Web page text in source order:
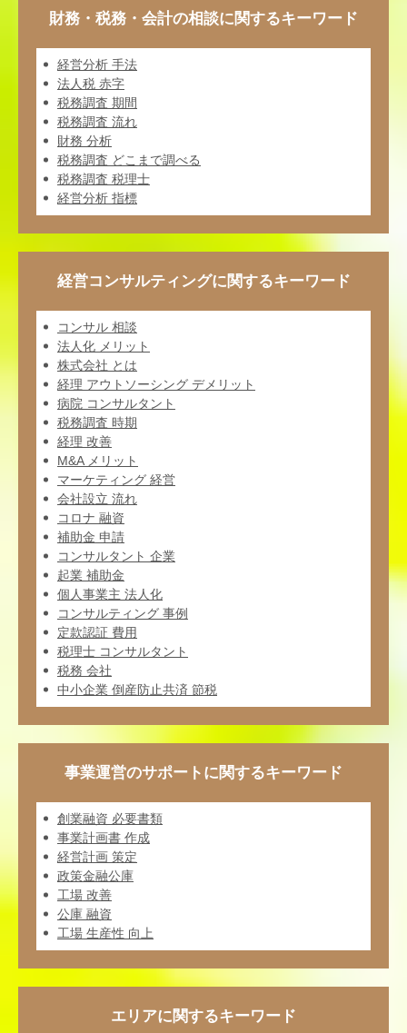
財務・税務・会計の相談に関するキーワード
経営分析 手法
法人税 赤字
税務調査 期間
税務調査 流れ
財務 分析
税務調査 どこまで調べる
税務調査 税理士
経営分析 指標
経営コンサルティングに関するキーワード
コンサル 相談
法人化 メリット
株式会社 とは
経理 アウトソーシング デメリット
病院 コンサルタント
税務調査 時期
経理 改善
M&A メリット
マーケティング 経営
会社設立 流れ
コロナ 融資
補助金 申請
コンサルタント 企業
起業 補助金
個人事業主 法人化
コンサルティング 事例
定款認証 費用
税理士 コンサルタント
税務 会社
中小企業 倒産防止共済 節税
事業運営のサポートに関するキーワード
創業融資 必要書類
事業計画書 作成
経営計画 策定
政策金融公庫
工場 改善
公庫 融資
工場 生産性 向上
エリアに関するキーワード